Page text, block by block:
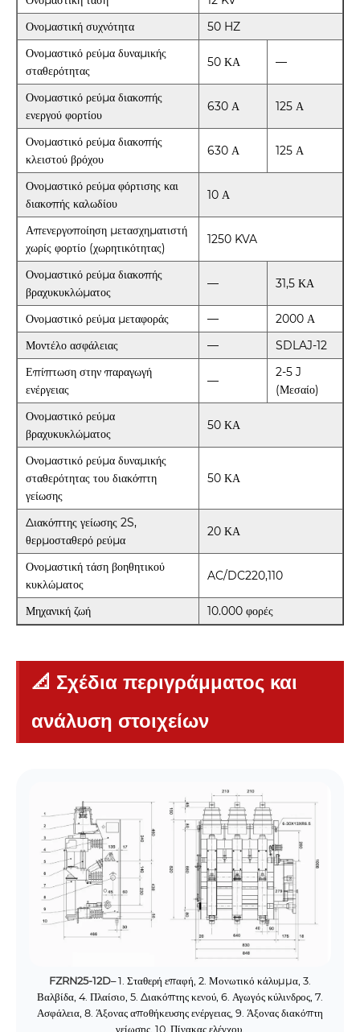
Ονομαστική συχνότητα
50 HZ
Ονομαστικό ρεύμα δυναμικής
σταθερότητας
50 ΚΑ —
Ονομαστικό ρεύμα διακοπής
ενεργού φορτίου
630 Α 125 Α
Ονομαστικό ρεύμα διακοπής
κλειστού βρόχου
630 Α 125 Α
Ονομαστικό ρεύμα φόρτισης και
διακοπής καλωδίου
10 Α
Απενεργοποίηση μετασχηματιστή
χωρίς φορτίο (χωρητικότητας)
1250 KVA
Ονομαστικό ρεύμα διακοπής
βραχυκυκλώματος
— 31,5 ΚΑ
Ονομαστικό ρεύμα μεταφοράς —
2000 Α
Μοντέλο ασφάλειας
—
SDLAJ-12
Επίπτωση στην παραγωγή
ενέργειας
—
2-5 J
(Μεσαίο)
Ονομαστικό ρεύμα
βραχυκυκλώματος
50 ΚΑ
Ονομαστικό ρεύμα δυναμικής
σταθερότητας του διακόπτη
γείωσης
50 ΚΑ
Διακόπτης γείωσης 2S,
θερμοσταθερό ρεύμα
20 ΚΑ
Ονομαστική τάση βοηθητικού
κυκλώματος
AC/DC220,110
Μηχανική ζωή 10.000 φορές
📐 Σχέδια περιγράμματος και
ανάλυση στοιχείων
FZRN25-12D– 1. Σταθερή επαφή, 2. Μονωτικό κάλυμμα, 3.
Βαλβίδα, 4. Πλαίσιο, 5. Διακόπτης κενού, 6. Αγωγός κύλινδρος, 7.
Ασφάλεια, 8. Άξονας αποθήκευσης ενέργειας, 9. Άξονας διακόπτη
γείωσης, 10. Πίνακας ελέγχου.